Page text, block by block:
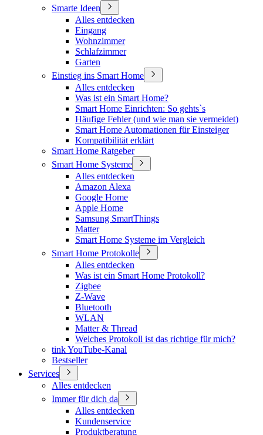
Smarte Ideen
Alles entdecken
Eingang
Wohnzimmer
Schlafzimmer
Garten
Einstieg ins Smart Home
Alles entdecken
Was ist ein Smart Home?
Smart Home Einrichten: So gehts`s
Häufige Fehler (und wie man sie vermeidet)
Smart Home Automationen für Einsteiger
Kompatibilität erklärt
Smart Home Ratgeber
Smart Home Systeme
Alles entdecken
Amazon Alexa
Google Home
Apple Home
Samsung SmartThings
Matter
Smart Home Systeme im Vergleich
Smart Home Protokolle
Alles entdecken
Was ist ein Smart Home Protokoll?
Zigbee
Z-Wave
Bluetooth
WLAN
Matter & Thread
Welches Protokoll ist das richtige für mich?
tink YouTube-Kanal
Bestseller
Services
Alles entdecken
Immer für dich da
Alles entdecken
Kundenservice
Produktberatung